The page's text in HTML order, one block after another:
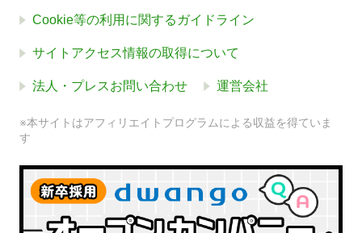
Cookie等の利用に関するガイドライン
サイトアクセス情報の取得について
法人・プレスお問い合わせ 運営会社
※本サイトはアフィリエイトプログラムによる収益を得ていま
す